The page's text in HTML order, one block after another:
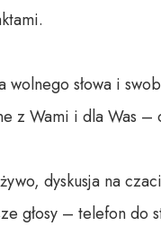
wolnego słowa i
z Wami i dla Was –
dyskusja na
głosy – telefon do